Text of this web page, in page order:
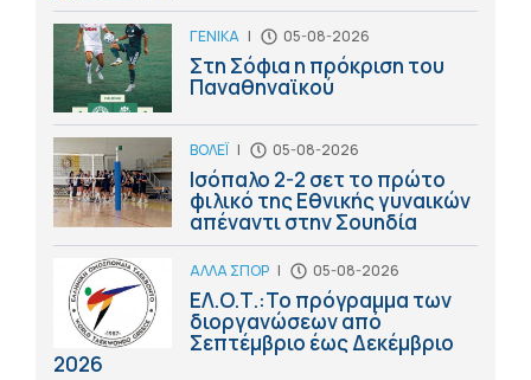
ΓΕΝΙΚΑ | 05-08-2026
Στη Σόφια η πρόκριση του
Παναθηναϊκού
ΒΟΛΕΪ | 05-08-2026
Ισόπαλο 2-2 σετ το πρώτο
φιλικό της Εθνικής γυναικών
απέναντι στην Σουηδία
ΑΛΛΑ ΣΠΟΡ | 05-08-2026
ΕΛ.Ο.Τ.:Το πρόγραμμα των
διοργανώσεων από
Σεπτέμβριο έως Δεκέμβριο
2026